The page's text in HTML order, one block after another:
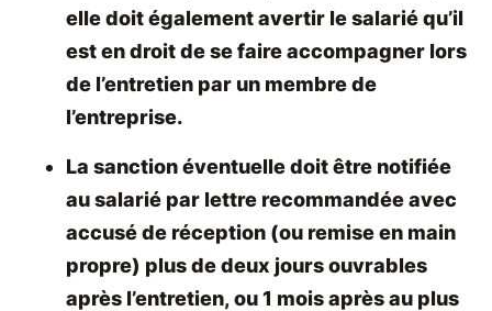
elle doit également avertir le salarié qu’il
est en droit de se faire accompagner lors
de l’entretien par un membre de
l’entreprise.
La sanction éventuelle doit être notifiée
au salarié par lettre recommandée avec
accusé de réception (ou remise en main
propre) plus de deux jours ouvrables
après l’entretien, ou 1 mois après au plus